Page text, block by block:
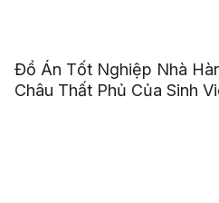
Đồ Án Tốt Nghiệp Nhà
Châu Thất Phủ Của Sinh